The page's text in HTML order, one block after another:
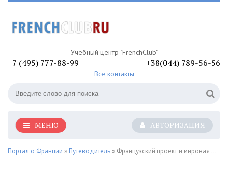
Учебный центр "FrenchClub"
+7 (495) 777-88-99 +38(044) 789-56-56
Все контакты
АВТОРИЗАЦИЯ
МЕНЮ
Портал о Франции » Путеводитель » Французский проект и мировая фантастика. Как устроена библиотека № 161